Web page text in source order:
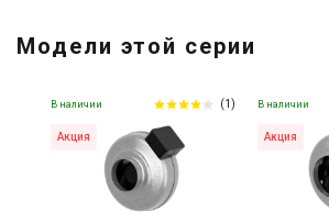
Soler&Palau VENT-100NK
Купить
Модели этой серии
В наличии (1)
Акция
В наличии
Акция